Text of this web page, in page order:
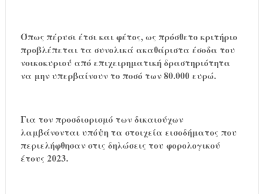
Όπως πέρυσι έτσι και φέτος, ως πρόσθετο κριτήριο
προβλέπεται τα συνολικά ακαθάριστα έσοδα του
νοικοκυριού από επιχειρηματική δραστηριότητα
να μην υπερβαίνουν το ποσό των 80.000 ευρώ.
Για τον προσδιορισμό των δικαιούχων
λαμβάνονται υπόψη τα στοιχεία εισοδήματος που
περιελήφθησαν στις δηλώσεις του φορολογικού
έτους 2023.